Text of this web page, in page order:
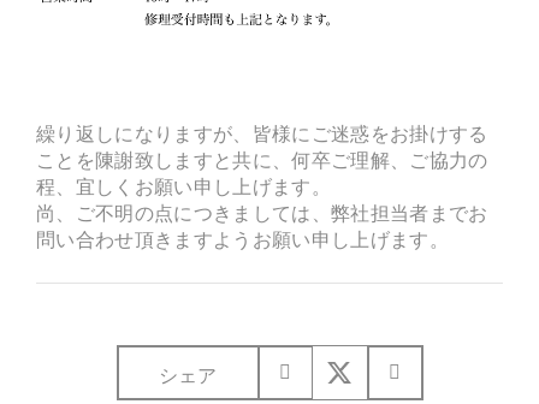
繰り返しになりますが、皆様にご迷惑をお掛けする
ことを陳謝致しますと共に、何卒ご理解、ご協力の
程、宜しくお願い申し上げます。
尚、ご不明の点につきましては、弊社担当者までお
問い合わせ頂きますようお願い申し上げます。
シェア